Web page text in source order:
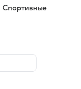
Спортивные